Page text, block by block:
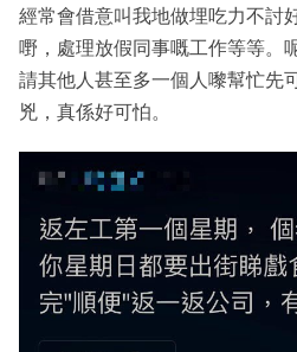
經常會借意叫我地做埋吃力不討
嘢，處理放假同事嘅工作等等。
請其他人甚至多一個人嚟幫忙先
兇，真係好可怕。